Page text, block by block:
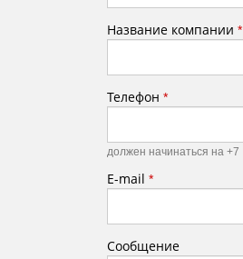
Название компании *
Телефон *
должен начинаться на +7
E-mail *
Сообщение